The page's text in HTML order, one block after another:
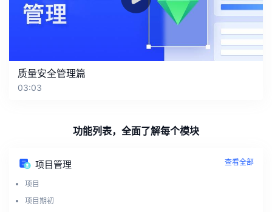
质量安全管理篇
03:03
功能列表，全面了解每个模块
项目管理 查看全部
项目
项目期初